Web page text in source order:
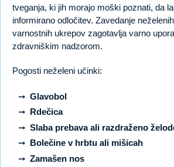
tveganja, ki jih morajo moški poznati, da
informirano odločitev. Zavedanje
varnostnih ukrepov zagotavlja varno
zdravniškim nadzorom.
Pogosti neželeni učinki:
Glavobol
Rdečica
Slaba prebava ali razdraženo
Bolečine v hrbtu ali mišicah
Zamašen nos